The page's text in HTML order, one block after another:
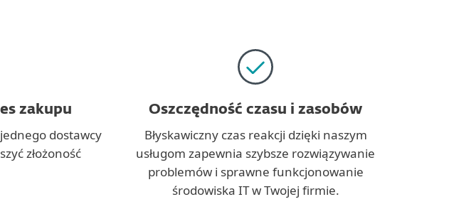
zakupu
dostawcy
złożoność
Oszczędność czasu i zasobów
Błyskawiczny czas reakcji dzięki naszym
usługom zapewnia szybsze rozwiązywanie
problemów i sprawne funkcjonowanie
środowiska IT w Twojej firmie.